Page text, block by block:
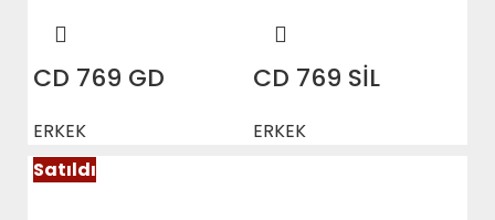
CD 769 GD
ERKEK
CD 769 SİL
ERKEK
Satıldı